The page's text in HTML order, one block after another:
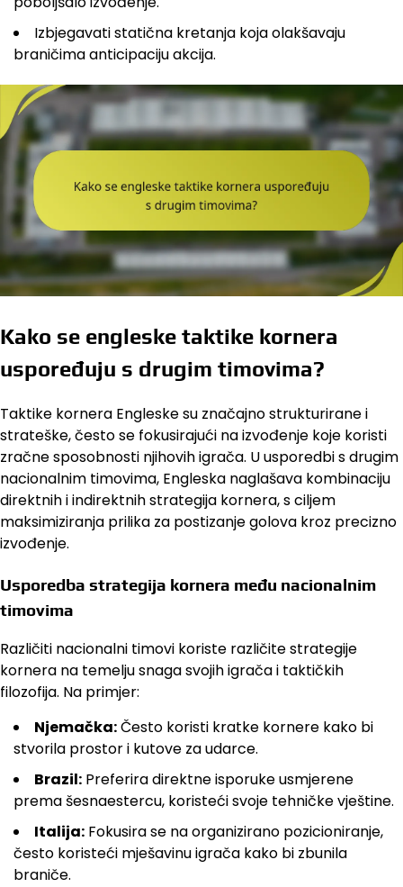
Izbjegavati statična kretanja koja olakšavaju
braničima anticipaciju akcija.
Kako se engleske taktike kornera
uspoređuju s drugim timovima?
Taktike kornera Engleske su značajno strukturirane i
strateške, često se fokusirajući na izvođenje koje koristi
zračne sposobnosti njihovih igrača. U usporedbi s drugim
nacionalnim timovima, Engleska naglašava kombinaciju
direktnih i indirektnih strategija kornera, s ciljem
maksimiziranja prilika za postizanje golova kroz precizno
izvođenje.
Usporedba strategija kornera među nacionalnim
timovima
Različiti nacionalni timovi koriste različite strategije
kornera na temelju snaga svojih igrača i taktičkih
filozofija. Na primjer:
Njemačka:Često koristi kratke kornere kako bi
stvorila prostor i kutove za udarce.
Brazil: Preferira direktne isporuke usmjerene
prema šesnaestercu, koristeći svoje tehničke vještine.
Italija: Fokusira se na organizirano pozicioniranje,
često koristeći mješavinu igrača kako bi zbunila
braniče.